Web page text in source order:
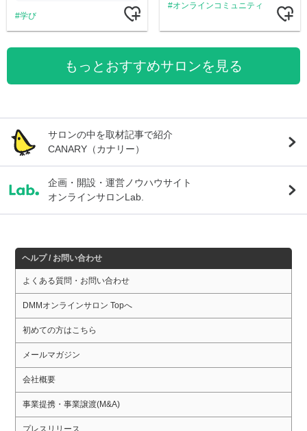
学び
オンラインコミュニティ
もっとおすすめサロンを見る
サロンの中を取材記事で紹介
CANARY（カナリー）
企画・開設・運営ノウハウサイト
オンラインサロンLab.
ヘルプ / お問い合わせ
よくある質問・お問い合わせ
DMMオンラインサロン Topへ
初めての方はこちら
メールマガジン
会社概要
事業提携・事業譲渡(M&A)
プレスリリース